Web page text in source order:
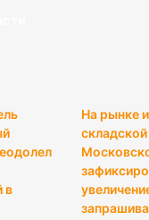
в
На рынке